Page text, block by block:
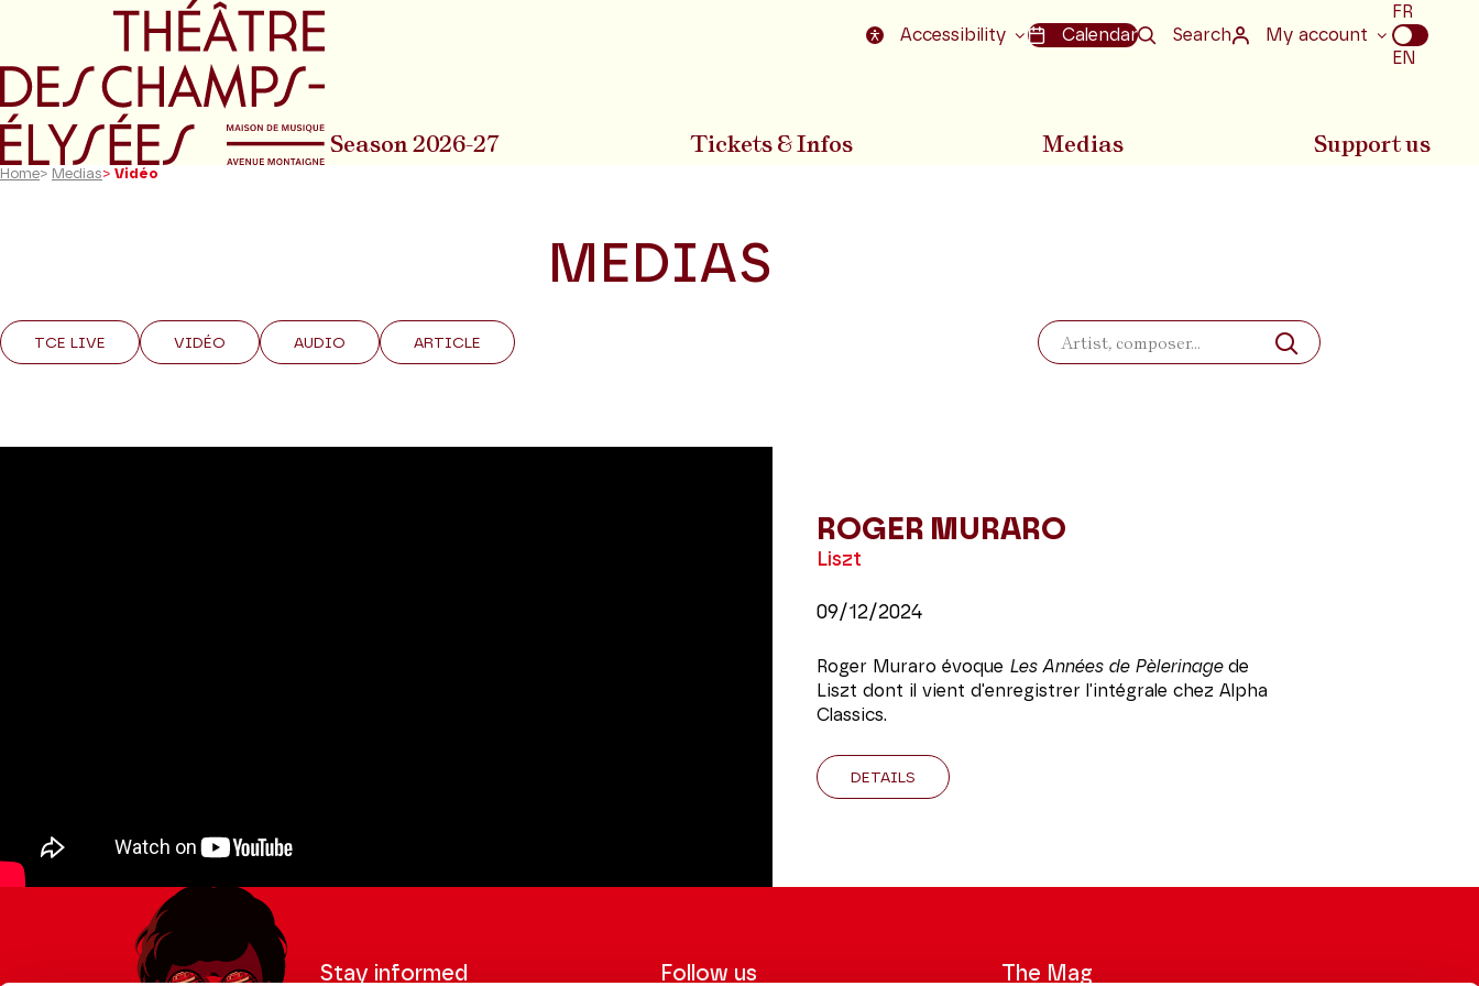
Go to main menu Go to content Accessibility Calendar Search My account
Choix
de
la
FR
EN
Season 2026-27 Tickets & Infos Medias Support us
Home> Medias> Vidéo
MEDIAS
TCE LIVE VIDÉO AUDIO ARTICLE
Search
ROGER MURARO
Liszt
09/12/2024
Roger Muraro évoque Les Années de Pèlerinage de
Liszt dont il vient d'enregistrer l'intégrale chez Alpha
Classics.
DETAILS
Stay informed Follow us The Mag